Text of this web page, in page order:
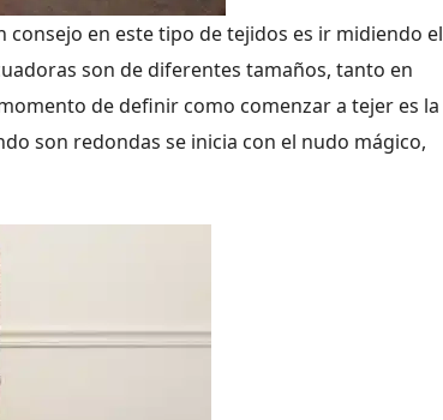
consejo en este tipo de tejidos es ir midiendo el
son de diferentes tamaños, tanto en
de definir como comenzar a tejer es la
son redondas se inicia con el nudo mágico,